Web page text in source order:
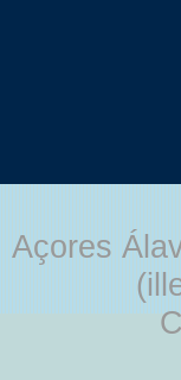
Açores